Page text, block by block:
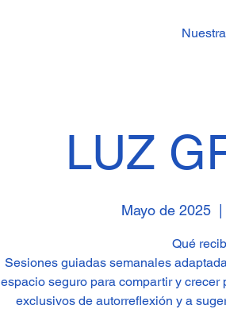
LUZ
Mayo de 2025
  |
Qué
Sesiones guiadas semanales
espacio seguro para compartir y
exclusivos de autorreflexión y a